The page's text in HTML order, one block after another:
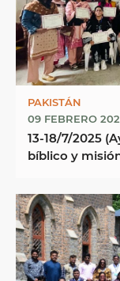
PAKISTÁN
09 FEBRERO
13-18/7/2025
bíblico y misión de